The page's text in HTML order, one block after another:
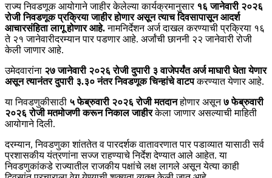
राज्य निवडणूक आयोगाने जाहीर केलेल्या कार्यक्रमानुसार १६ जानेवारी २०२६
रोजी निवडणूक प्रक्रिया जाहीर होणार असून त्याच दिवसापासून आदर्श
आचारसंहिता लागू होणार आहे.नामनिर्देशन अर्ज दाखल करण्याची प्रक्रिया १६
ते २१ जानेवारीदरम्यान पार पडणार आहे. अर्जांची छाननी २२ जानेवारी रोजी
केली जाणार आहे.
उमेदवारांना २७ जानेवारी २०२६ रोजी दुपारी ३ वाजेपर्यंत अर्ज माघारी घेता येणार
असून त्यानंतर दुपारी ३.३० नंतर निवडणूक चिन्हांचे वाटपकरण्यात येणार आहे.
या निवडणुकीसाठी ५ फेब्रुवारी २०२६ रोजी मतदानहोणार असून७ फेब्रुवारी
२०२६ रोजी मतमोजणी करून निकाल जाहीरकेला जाणार असल्याची माहिती
आयोगाने दिली.
दरम्यान, निवडणुका शांततेत व पारदर्शक वातावरणात पार पडाव्यात यासाठी सर्व
प्रशासकीय यंत्रणांना सज्ज राहण्याचे निर्देश देण्यात आले आहेत. या
निवडणुकांकडे राज्यातील राजकीय पक्षांचे लक्ष लागले असून येत्या काही